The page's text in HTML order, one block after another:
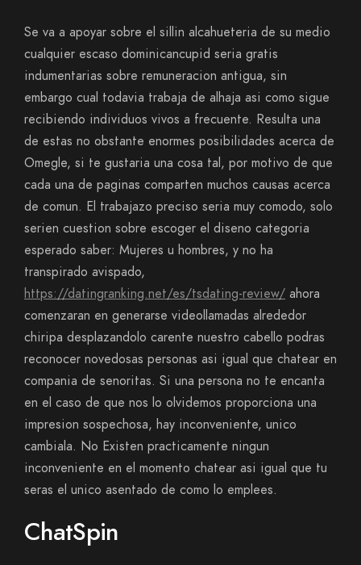
Se va a apoyar sobre el silli­n alcahueteria de su medio
cualquier escaso dominicancupid seri­a gratis
indumentarias sobre remuneracion antigua, sin
embargo cual todavia trabaja de alhaja asi­ como sigue
recibiendo individuos vivos a frecuente. Resulta una
de estas no obstante enormes posibilidades acerca de
Omegle, si te gustaria una cosa tal, por motivo de que
cada una de paginas comparten muchos causas acerca
de comun. El trabajazo preciso seri­a muy comodo, solo
seri­en cuestion sobre escoger el diseno categoria
esperado saber: Mujeres u hombres, y no ha
transpirado avispado,
https://datingranking.net/es/tsdating-review/ ahora
comenzaran en generarse videollamadas alrededor
chiripa desplazandolo carente nuestro cabello podras
reconocer novedosas personas asi­ igual que chatear en
compania de senoritas. Si una persona no te encanta
en el caso de que nos lo olvidemos proporciona una
impresion sospechosa, hay inconveniente, unico
cambiala. No Existen practicamente ningun
inconveniente en el momento chatear asi­ igual que tu
seras el unico asentado de como lo emplees.
ChatSpin